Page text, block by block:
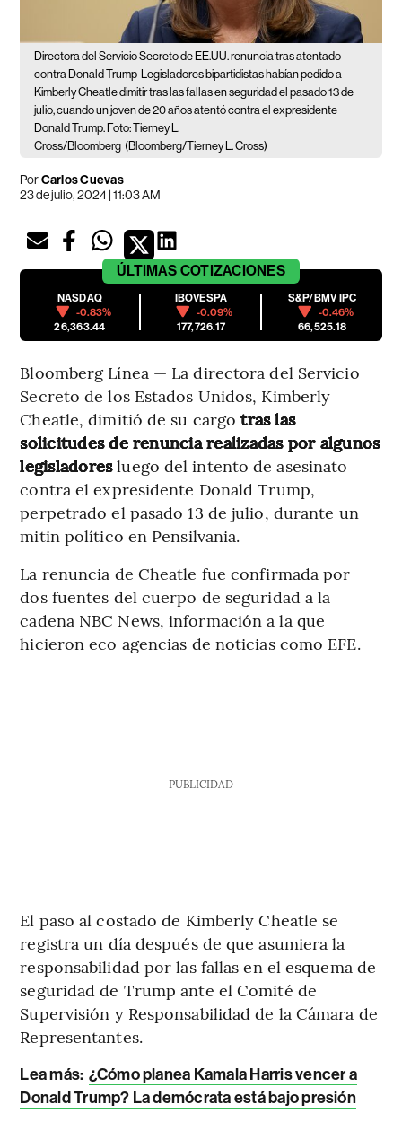
Directora del Servicio Secreto de EE.UU. renuncia tras atentado
contra Donald Trump
Legisladores bipartidistas habían pedido a
Kimberly Cheatle dimitir tras las fallas en seguridad el pasado 13 de
julio, cuando un joven de 20 años atentó contra el expresidente
Donald Trump. Foto: Tierney L.
Cross/Bloomberg (Bloomberg/Tierney L. Cross)
PorCarlos Cuevas
23 de julio, 2024 | 11:03 AM
ÚLTIMAS COTIZACIONES
NASDAQ
-0.83%
26,363.44
IBOVESPA
-0.09%
177,726.17
S&P/BMV IPC
-0.46%
66,525.18
Bloomberg Línea — La directora del Servicio
Secreto de los Estados Unidos, Kimberly
Cheatle, dimitió de su cargotras las
solicitudes de renuncia realizadas por algunos
legisladoresluego del intento de asesinato
contra el expresidente Donald Trump,
perpetrado el pasado 13 de julio, durante un
mitin político en Pensilvania.
La renuncia de Cheatle fue confirmada por
dos fuentes del cuerpo de seguridad a la
cadena NBC News, información a la que
hicieron eco agencias de noticias como EFE.
PUBLICIDAD
El paso al costado de Kimberly Cheatle se
registra un día después de que asumiera la
responsabilidad por las fallas en el esquema de
seguridad de Trump ante el Comité de
Supervisión y Responsabilidad de la Cámara de
Representantes.
Lea más: ¿Cómo planea Kamala Harris vencer a
Donald Trump? La demócrata está bajo presión